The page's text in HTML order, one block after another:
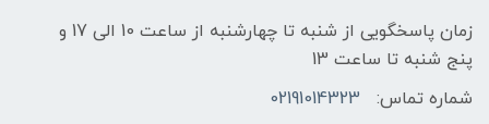
زمان پاسخگویی از شنبه تا چهارشنبه از ساعت 10 الی 17 و
پنج شنبه تا ساعت 13
شماره تماس:
02191014323